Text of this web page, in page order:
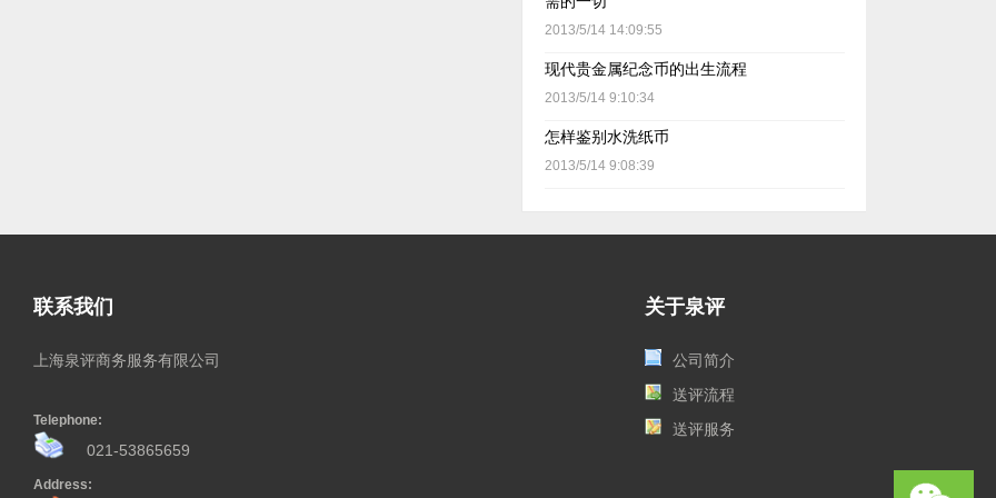
2013/5/14 14:09:55
现代贵金属纪念币的出生流程
2013/5/14 9:10:34
怎样鉴别水洗纸币
2013/5/14 9:08:39
联系我们
上海泉评商务服务有限公司
Telephone:
021-53865659
Address:
关于泉评
公司简介
送评流程
送评服务